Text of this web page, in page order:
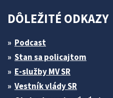
DÔLEŽITÉ ODKAZY
Podcast
Stan sa policajtom
E-služby MV SR
Vestník vlády SR